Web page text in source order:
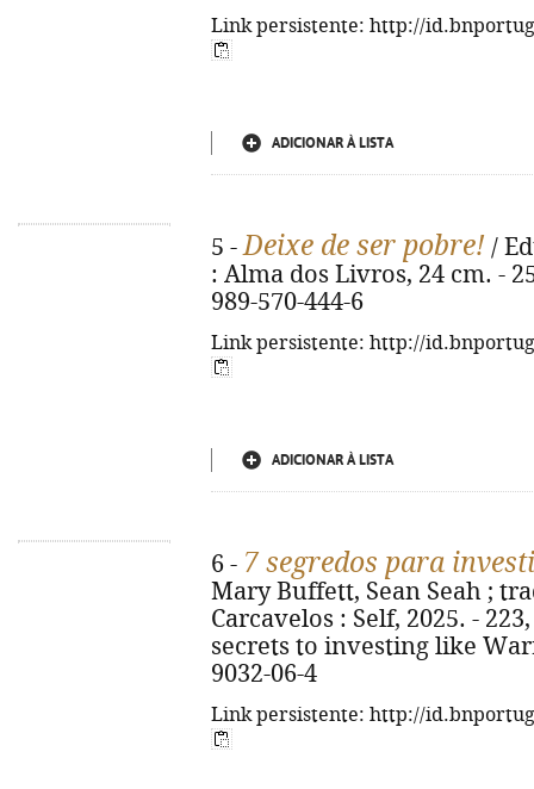
Link persistente: http://
ADICIONAR À LISTA
5 -Deixe de ser pobre! /
: Alma dos Livros, 24 cm. -
989-570-444-6
Link persistente: http://
ADICIONAR À LISTA
6 - 7 segredos para
Mary Buffett, Sean Seah ;
Carcavelos : Self, 2025. -
secrets to investing like
9032-06-4
Link persistente: http://